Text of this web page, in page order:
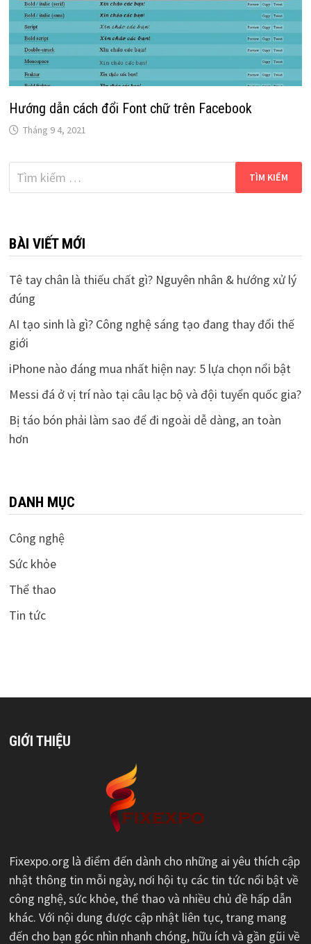
Hướng dẫn cách đổi Font chữ trên Facebook
Tháng 9 4, 2021
Tìm
kiếm
BÀI VIẾT MỚI
Tê tay chân là thiếu chất gì? Nguyên nhân & hướng xử lý
đúng
AI tạo sinh là gì? Công nghệ sáng tạo đang thay đổi thế
giới
iPhone nào đáng mua nhất hiện nay: 5 lựa chọn nổi bật
Messi đá ở vị trí nào tại câu lạc bộ và đội tuyển quốc gia?
Bị táo bón phải làm sao để đi ngoài dễ dàng, an toàn
hơn
DANH MỤC
Công nghệ
Sức khỏe
Thể thao
Tin tức
GIỚI THIỆU
Fixexpo.org là điểm đến dành cho những ai yêu thích cập
nhật thông tin mỗi ngày, nơi hội tụ các tin tức nổi bật về
công nghệ, sức khỏe, thể thao và nhiều chủ đề hấp dẫn
khác. Với nội dung được cập nhật liên tục, trang mang
đến cho bạn góc nhìn nhanh chóng, hữu ích và gần gũi về